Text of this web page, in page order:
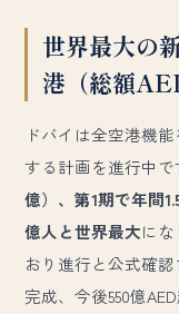
世界最大の
港（総額
ドバイは全空港機
する計画を進行中で
億）、第1期で年間
億人と世界最大に
おり進行と公式確
完成、今後550億